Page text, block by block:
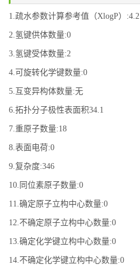
1.疏水参数计算参考值（XlogP）:4.2
2.氢键供体数量:0
3.氢键受体数量:2
4.可旋转化学键数量:0
5.互变异构体数量:无
6.拓扑分子极性表面积34.1
7.重原子数量:18
8.表面电荷:0
9.复杂度:346
10.同位素原子数量:0
11.确定原子立构中心数量:0
12.不确定原子立构中心数量:0
13.确定化学键立构中心数量:0
14.不确定化学键立构中心数量:0